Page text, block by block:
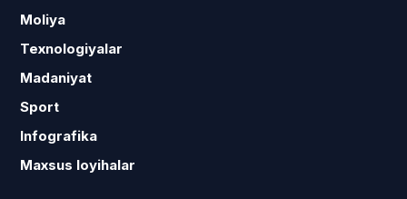
Moliya
Texnologiyalar
Madaniyat
Sport
Infografika
Maxsus loyihalar